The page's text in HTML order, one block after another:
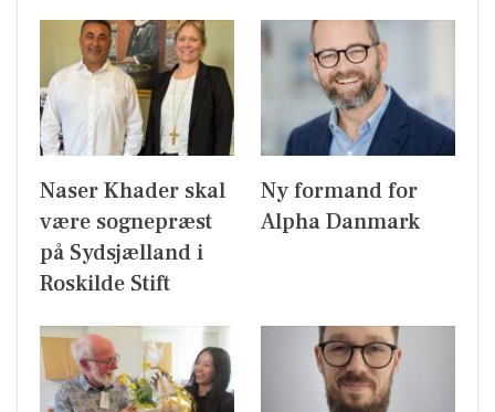
Naser Khader skal
være sognepræst
på Sydsjælland i
Roskilde Stift
Ny formand for
Alpha Danmark